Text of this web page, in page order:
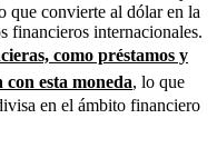
que convierte al dólar en la
financieros internacionales.
como préstamos y
esta moneda, lo que
en el ámbito financiero